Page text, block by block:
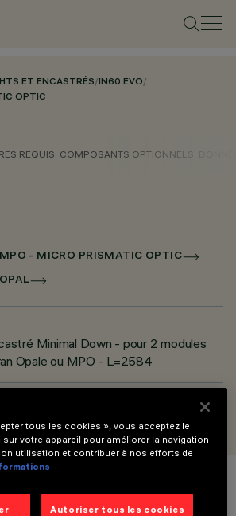
ET ENCASTRÉS/IN60 EVO/
OPTIC
REQUIS COMPOSANTS OPTIONNELS
- MICRO PRISMATIC OPTIC
Minimal Down - pour 2 modules
Opale ou MPO - L=2584
tous les cookies », vous acceptez le
votre appareil pour améliorer la navigation
utilisation et contribuer à nos efforts de
Autoriser tous les cookies